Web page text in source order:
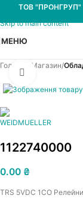
Skip to navigation
Skip to main content
ТОВ "ПРОНГРУП"
МЕНЮ
Головна Магазин
1122740000
0.00 ₴
TRS 5VDC 1CO